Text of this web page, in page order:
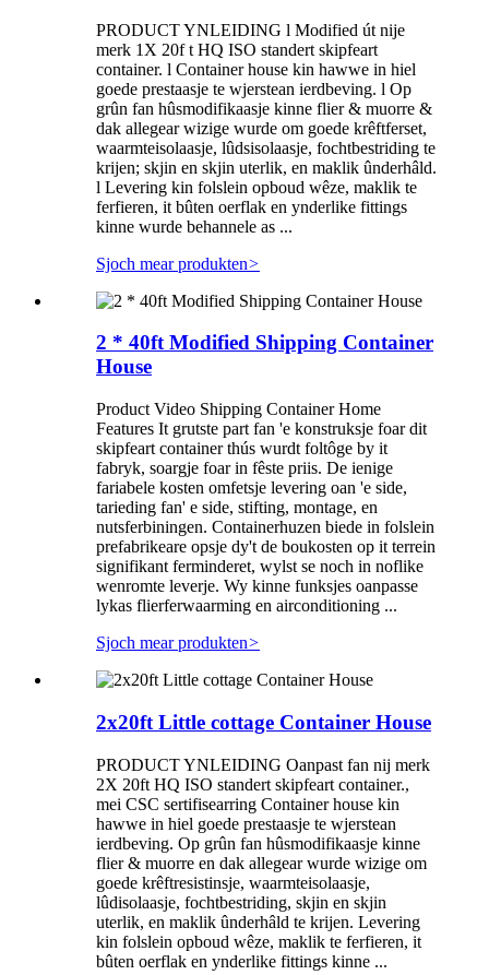
PRODUCT YNLEIDING l Modified út nije
merk 1X 20f t HQ ISO standert skipfeart
container. l Container house kin hawwe in hiel
goede prestaasje te wjerstean ierdbeving. l Op
grûn fan hûsmodifikaasje kinne flier & muorre &
dak allegear wizige wurde om goede krêftferset,
waarmteisolaasje, lûdsisolaasje, fochtbestriding te
krijen; skjin en skjin uterlik, en maklik ûnderhâld.
l Levering kin folslein opboud wêze, maklik te
ferfieren, it bûten oerflak en ynderlike fittings
kinne wurde behannele as ...
Sjoch mear produkten>
2 * 40ft Modified Shipping Container
House
Product Video Shipping Container Home
Features It grutste part fan 'e konstruksje foar dit
skipfeart container thús wurdt foltôge by it
fabryk, soargje foar in fêste priis. De ienige
fariabele kosten omfetsje levering oan 'e side,
tarieding fan' e side, stifting, montage, en
nutsferbiningen. Containerhuzen biede in folslein
prefabrikeare opsje dy't de boukosten op it terrein
signifikant ferminderet, wylst se noch in noflike
wenromte leverje. Wy kinne funksjes oanpasse
lykas flierferwaarming en airconditioning ...
Sjoch mear produkten>
2x20ft Little cottage Container House
PRODUCT YNLEIDING Oanpast fan nij merk
2X 20ft HQ ISO standert skipfeart container.,
mei CSC sertifisearring Container house kin
hawwe in hiel goede prestaasje te wjerstean
ierdbeving. Op grûn fan hûsmodifikaasje kinne
flier & muorre en dak allegear wurde wizige om
goede krêftresistinsje, waarmteisolaasje,
lûdisolaasje, fochtbestriding, skjin en skjin
uterlik, en maklik ûnderhâld te krijen. Levering
kin folslein opboud wêze, maklik te ferfieren, it
bûten oerflak en ynderlike fittings kinne ...